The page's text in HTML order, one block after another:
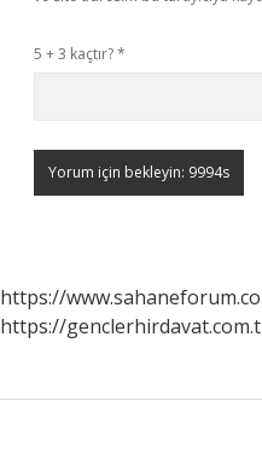
5 + 3 kaçtır?*
https://
https://